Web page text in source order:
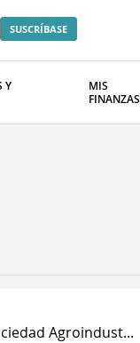
SUSCRÍBASE
Y
MIS
FINANZAS
Agroindust...